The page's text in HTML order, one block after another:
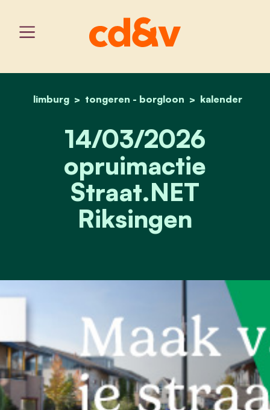
home
limburg tongeren - borgloon kalender
14/03/2026 opruimactie
14/03/2026
opruimactie
Straat.NET
Riksingen